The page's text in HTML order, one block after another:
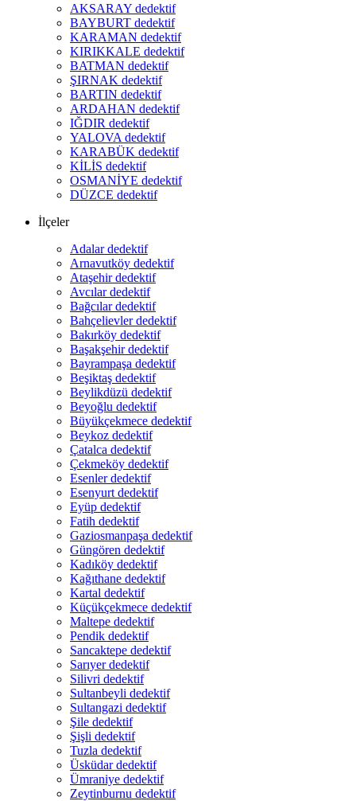
AKSARAY dedektif
BAYBURT dedektif
KARAMAN dedektif
KIRIKKALE dedektif
BATMAN dedektif
ŞIRNAK dedektif
BARTIN dedektif
ARDAHAN dedektif
IĞDIR dedektif
YALOVA dedektif
KARABÜK dedektif
KİLİS dedektif
OSMANİYE dedektif
DÜZCE dedektif
İlçeler
Adalar dedektif
Arnavutköy dedektif
Ataşehir dedektif
Avcılar dedektif
Bağcılar dedektif
Bahçelievler dedektif
Bakırköy dedektif
Başakşehir dedektif
Bayrampaşa dedektif
Beşiktaş dedektif
Beylikdüzü dedektif
Beyoğlu dedektif
Büyükçekmece dedektif
Beykoz dedektif
Çatalca dedektif
Çekmeköy dedektif
Esenler dedektif
Esenyurt dedektif
Eyüp dedektif
Fatih dedektif
Gaziosmanpaşa dedektif
Güngören dedektif
Kadıköy dedektif
Kağıthane dedektif
Kartal dedektif
Küçükçekmece dedektif
Maltepe dedektif
Pendik dedektif
Sancaktepe dedektif
Sarıyer dedektif
Silivri dedektif
Sultanbeyli dedektif
Sultangazi dedektif
Şile dedektif
Şişli dedektif
Tuzla dedektif
Üsküdar dedektif
Ümraniye dedektif
Zeytinburnu dedektif